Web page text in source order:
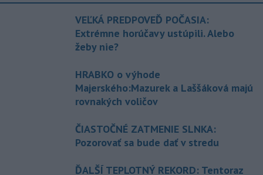
VEĽKÁ PREDPOVEĎ POČASIA:
Extrémne horúčavy ustúpili. Alebo
žeby nie?
HRABKO o výhode
Majerského:Mazurek a Laššáková majú
rovnakých voličov
ČIASTOČNÉ ZATMENIE SLNKA:
Pozorovať sa bude dať v stredu
ĎALŠÍ TEPLOTNÝ REKORD: Tentoraz